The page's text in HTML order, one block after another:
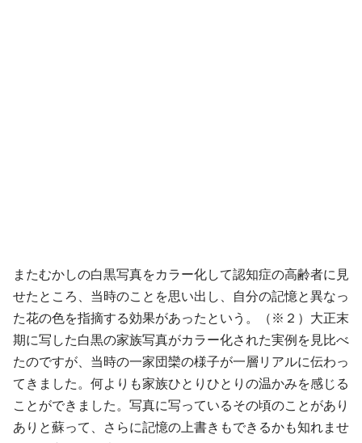
またむかしの白黒写真をカラー化して認知症の高齢者に見
せたところ、当時のことを思い出し、自分の記憶と異なっ
た花の色を指摘する効果があったという。（※２）大正末
期に写した白黒の家族写真がカラー化された実例を見比べ
たのですが、当時の一家団欒の様子が一層リアルに伝わっ
てきました。何よりも家族ひとりひとりの温かみを感じる
ことができました。写真に写っているその頃のことがあり
ありと蘇って、さらに記憶の上書きもできるかも知れませ